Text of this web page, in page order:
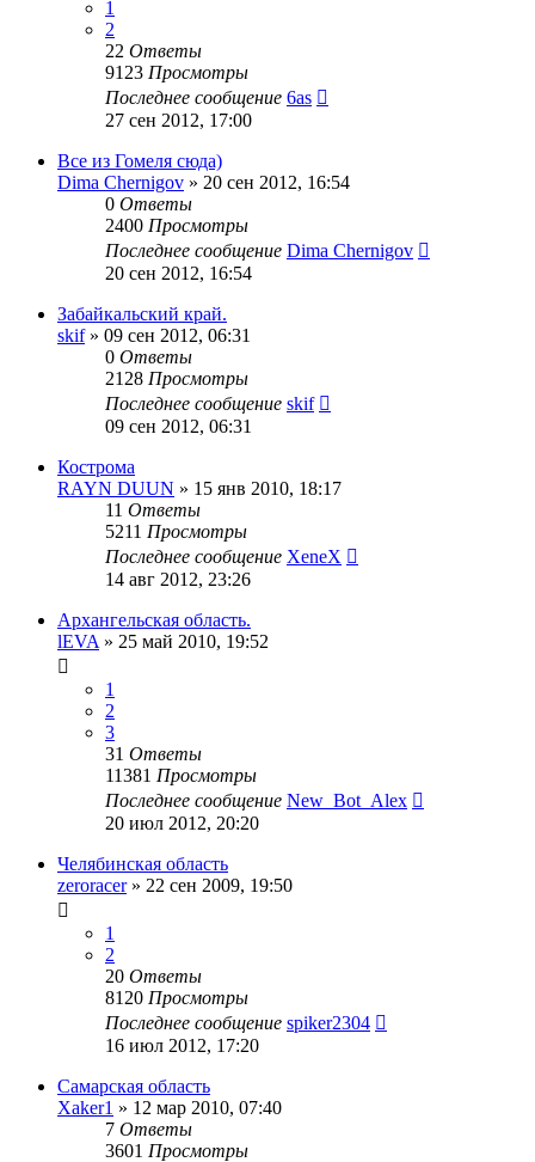
1
2
22 Ответы
9123 Просмотры
Последнее сообщение 6as
27 сен 2012, 17:00
Все из Гомеля сюда)
Dima Chernigov » 20 сен 2012, 16:54
0 Ответы
2400 Просмотры
Последнее сообщение Dima Chernigov
20 сен 2012, 16:54
Забайкальский край.
skif» 09 сен 2012, 06:31
0 Ответы
2128 Просмотры
Последнее сообщение skif
09 сен 2012, 06:31
Кострома
RAYN DUUN » 15 янв 2010, 18:17
11 Ответы
5211 Просмотры
Последнее сообщение XeneX
14 авг 2012, 23:26
Архангельская область.
lEVA » 25 май 2010, 19:52
1
2
3
31 Ответы
11381 Просмотры
Последнее сообщение New_Bot_Alex
20 июл 2012, 20:20
Челябинская область
zeroracer» 22 сен 2009, 19:50
1
2
20 Ответы
8120 Просмотры
Последнее сообщение spiker2304
16 июл 2012, 17:20
Самарская область
Xaker1 » 12 мар 2010, 07:40
7 Ответы
3601 Просмотры